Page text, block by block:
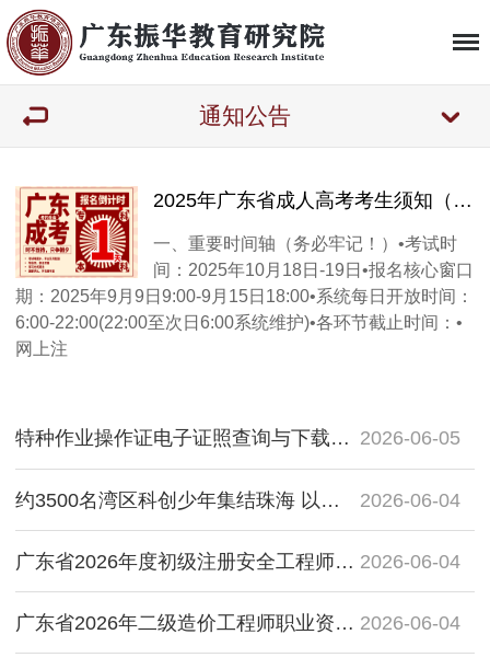
通知公告
2025年广东省成人高考考生须知（精简版）
一、重要时间轴（务必牢记！）•考试时
间：2025年10月18日-19日•报名核心窗口
期：2025年9月9日9:00-9月15日18:00•系统每日开放时间：
6:00-22:00(22:00至次日6:00系统维护)•各环节截止时间：•
网上注
特种作业操作证电子证照查询与下载官方指南（应急管理部/国家政务服务平台） 2026-06-05
约3500名湾区科创少年集结珠海 以智慧与协作点亮未来梦想 2026-06-04
广东省2026年度初级注册安全工程师职业资格考试报考权威指南暨猎鹰教育集团旗下华科教育报考服务指引 2026-06-04
广东省2026年二级造价工程师职业资格考试报考权威指南暨猎鹰教育集团旗下华科教育报考服务指引 2026-06-04